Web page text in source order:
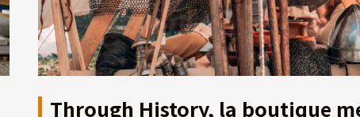
Through History, la boutique